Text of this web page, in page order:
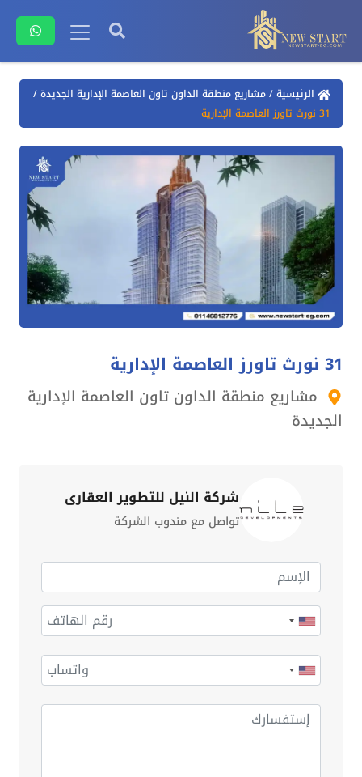
الرئيسية/مشاريع منطقة الداون تاون العاصمة الإدارية الجديدة/
31 نورث تاورز العاصمة الإدارية
31 نورث تاورز العاصمة الإدارية
مشاريع منطقة الداون تاون العاصمة الإدارية
الجديدة
شركة النيل للتطوير العقاري
تواصل مع مندوب الشركة